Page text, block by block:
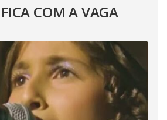
COM A VAGA